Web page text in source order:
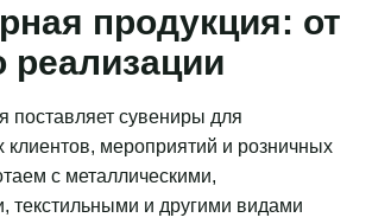
продукция: от
реализации
поставляет сувениры для
клиентов, мероприятий и розничных
с металлическими,
текстильными и другими видами